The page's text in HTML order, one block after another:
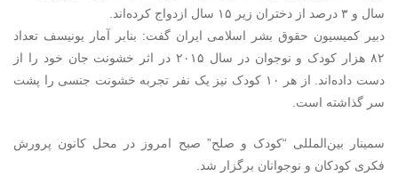
سال و ۳ درصد از دختران زیر ۱۵ سال ازدواج‌ کرده‌اند.
دبیر کمیسیون حقوق بشر اسلامی ایران گفت: بنابر آمار یونیسف تعداد
۸۲ هزار کودک و نوجوان در سال ۲۰۱۵ در اثر خشونت جان خود را از
دست داده‌اند. از هر ۱۰ کودک نیز یک نفر تجربه خشونت جنسی را پشت
سر گذاشته است.
سمینار بین‌المللی “کودک و صلح” صبح امروز در محل کانون پرورش
فکری کودکان و نوجوانان برگزار شد.